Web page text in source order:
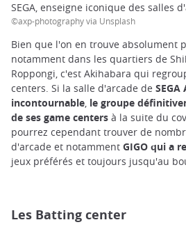
SEGA, enseigne iconique des salles
©axp-photography via Unsplash
Bien que l'on en trouve absolument
notamment dans les quartiers de
Roppongi, c'est Akihabara qui
centers. Si la salle d'arcade de
incontournable, le groupe
de ses game centers à la suite du
pourrez cependant trouver de
d'arcade et notamment GIGO qui a
jeux préférés et toujours jusqu'au
Les Batting center